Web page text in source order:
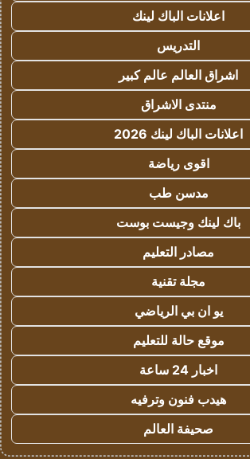
اعلانات الباك لينك
التدريس
اشراق العالم عالم كبير
منتدى الاشراق
اعلانات الباك لينك 2026
اقوى رياضة
مدسن طب
باك لينك وجيست بوست
مصادر التعليم
مجلة تقنية
يو ان بي الرياضي
موقع حالة للتعليم
اخبار 24 ساعة
هيدب فنون وترفيه
صحيفة العالم